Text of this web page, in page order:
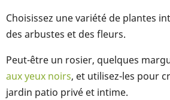
Choisissez une variété de plantes
des arbustes et des fleurs.
Peut-être un rosier, quelques
aux yeux noirs, et utilisez-les pour
jardin patio privé et intime.